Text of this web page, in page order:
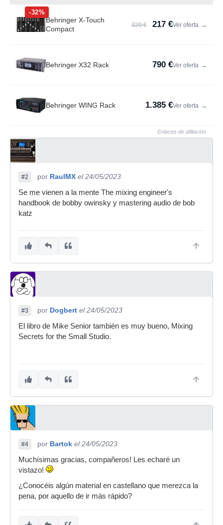
-32%
Behringer X-Touch
Compact
320 € 217 €Ver oferta →
Behringer X32 Rack 790 €Ver oferta →
Behringer WING Rack 1.385 €Ver oferta →
Enlaces de afiliación
#2 por RaulMX el 24/05/2023
Se me vienen a la mente The mixing engineer's
handbook de bobby owinsky y mastering audio de bob
katz
#3 por Dogbert el 24/05/2023
El libro de Mike Senior también es muy bueno, Mixing
Secrets for the Small Studio.
#4 por Bartok el 24/05/2023
Muchísimas gracias, compañeros! Les echaré un
vistazo!
¿Conocéis algún material en castellano que merezca la
pena, por aquello de ir más rápido?